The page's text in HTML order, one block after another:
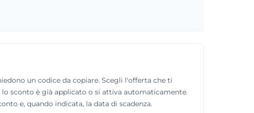
un codice da copiare. Scegli l'offerta che ti
lo sconto è già applicato o si attiva automaticamente.
e, quando indicata, la data di scadenza.